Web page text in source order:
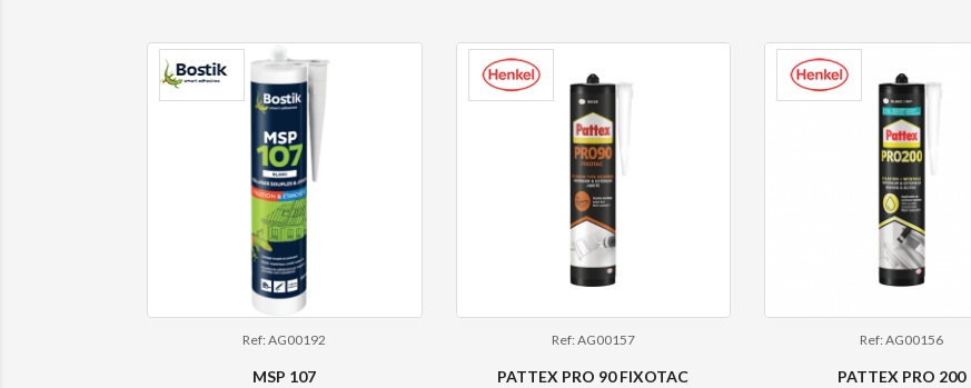
Ref: AG00192
MSP 107
Ref: AG00157
PATTEX PRO 90 FIXOTAC
Ref: AG00156
PATTEX PRO 200